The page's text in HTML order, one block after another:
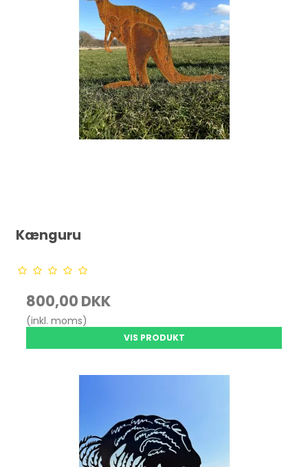
Kænguru
800,00 DKK
(inkl. moms)
VIS PRODUKT